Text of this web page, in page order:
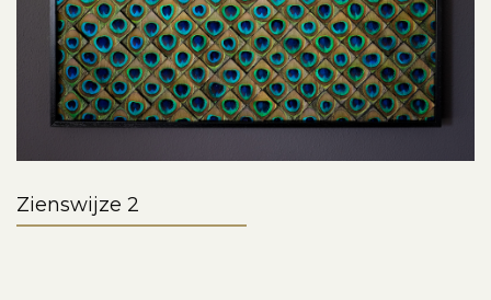
Zienswijze 2